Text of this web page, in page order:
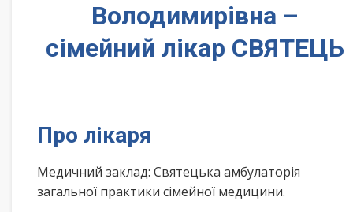
Володимирівна –
сімейний лікар СВЯТЕЦЬ
Про лікаря
Медичний заклад: Святецька амбулаторія
загальної практики сімейної медицини.